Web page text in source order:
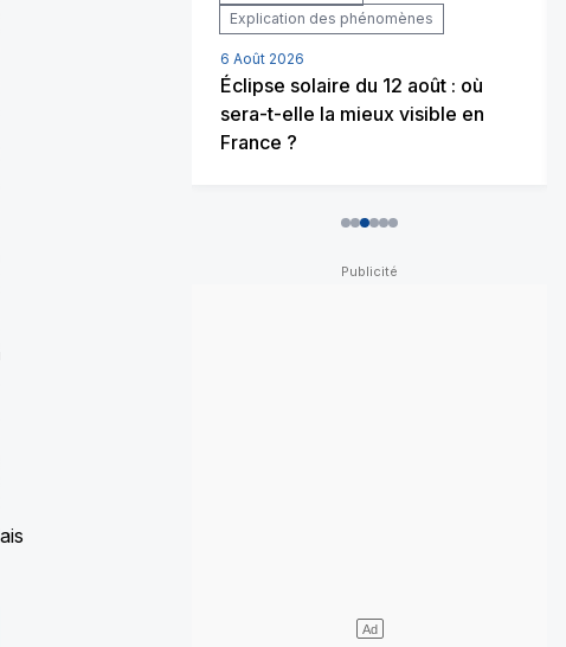
hiver glacial ?
Explication des phénomènes
6 Août 2026
Éclipse solaire du 12 août : où
sera-t-elle la mieux visible en
France ?